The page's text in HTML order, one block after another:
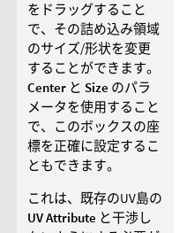
をドラッグすること
で、その詰め込み領域
のサイズ/形状を変更
することができます。
Center と Size のパラ
メータを使用すること
で、このボックスの座
標を正確に設定するこ
ともできます。
これは、既存のUV島の
UV Attribute と干渉し